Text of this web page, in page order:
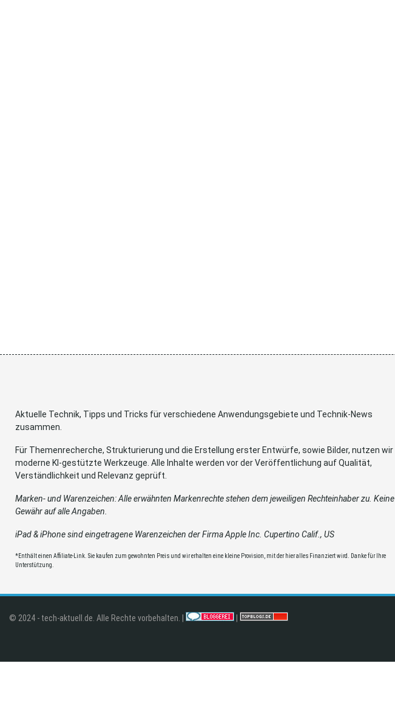
Aktuelle Technik, Tipps und Tricks für verschiedene Anwendungsgebiete und Technik-News
zusammen.
Für Themenrecherche, Strukturierung und die Erstellung erster Entwürfe, sowie Bilder, nutzen wir
moderne KI-gestützte Werkzeuge. Alle Inhalte werden vor der Veröffentlichung auf Qualität,
Verständlichkeit und Relevanz geprüft.
Marken- und Warenzeichen: Alle erwähnten Markenrechte stehen dem jeweiligen Rechteinhaber zu. Keine
Gewähr auf alle Angaben.
iPad & iPhone sind eingetragene Warenzeichen der Firma Apple Inc. Cupertino Calif., US
*Enthält einen Affiliate-Link. Sie kaufen zum gewohnten Preis und wir erhalten eine kleine Provision, mit der hier alles Finanziert wird. Danke für Ihre
Unterstützung.
© 2024 - tech-aktuell.de. Alle Rechte vorbehalten. |